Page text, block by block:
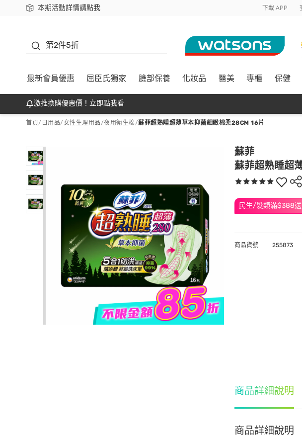
本期活動詳情請點我
下載app最高回饋$350 下載 APP
第2件5折
最新會員優惠 屈臣氏獨家 臉部保養 化妝品 醫美 專櫃 保健
激推換購優惠價！立即點我看
首頁/ 日用品/女性生理用品/夜用衛生棉/蘇菲超熟睡超薄草本抑菌細緻棉柔28CM 16片
蘇菲
蘇菲超熟睡超
民生/髮類滿$388
商品貨號 255873
商品詳細說明
商品詳細說明